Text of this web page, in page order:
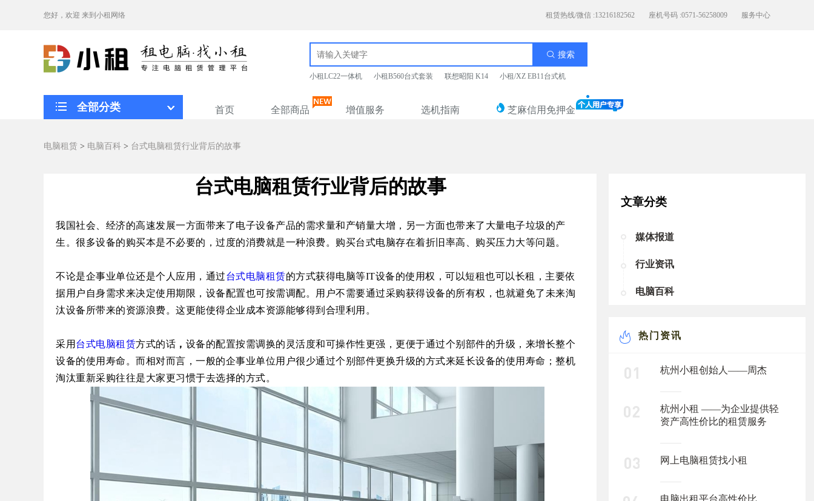
您好，欢迎 来到小租网络 租赁热线/微信 :13216182562 座机号码 :0571-56258009 服务中心
搜索
小租LC22一体机 小租B560台式套装 联想昭阳 K14 小租/XZ EB11台式机
全部分类 首页 全部商品 增值服务 选机指南 芝麻信用免押金
电脑租赁 > 电脑百科 > 台式电脑租赁行业背后的故事
台式电脑租赁行业背后的故事
我国社会、经济的高速发展一方面带来了电子设备产品的需求量和产销量大增，另一方面也带来了大量电子垃圾的产
生 。 很多设备的购买本是不必要的，过度的消费就是一种浪费。 购买台式电脑存在着折旧率高 购买压力大等问题。
不论是企事业单位还是个人应用，通过台式电脑租赁的方式获得电脑等IT设备的使用权， 可以短租也可以长租 ， 主要依
据用户自身需求来决定使用期限 ，设备配置也可按需调配。用户不需要通过采购获得设备的所有权，也就避免了未来淘
汰设备所带来的资源浪费。 这更能使得企业成本资源能够得到合理利用。
采用 台式电脑租赁方式的话 ， 设备的配置按需调换的灵活度和可操作性更强，更便于通过个别部件的升级，来增长整个
设备的使用寿命。而相对而言，一般的企事业单位用户很少通过个别部件更换升级的方式来延长设备的使用寿命；整机
淘汰重新采购往往是大家更习惯于去选择的方式。
文章分类
媒体报道
行业资讯
电脑百科
热门资讯
杭州小租创始人——周杰
杭州小租 ——为企业提供轻
资产高性价比的租赁服务
网上电脑租赁找小租
电脑出租平台高性价比